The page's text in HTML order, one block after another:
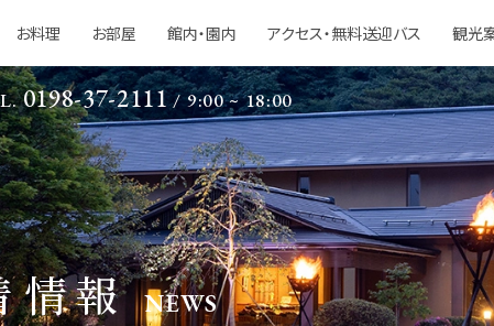
お料理 お部屋 館内・園内 アクセス・無料送迎バス 観光
0198-37-2111/ 9:00 ~ 18:00
情報 NEWS